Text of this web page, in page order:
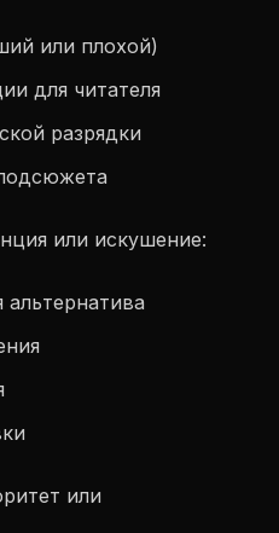
или плохой)
для читателя
разрядки
или искушение:
или